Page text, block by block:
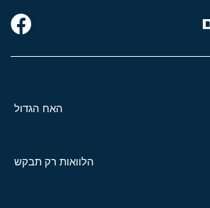
האח הגדול
הלוואות רק תבקש